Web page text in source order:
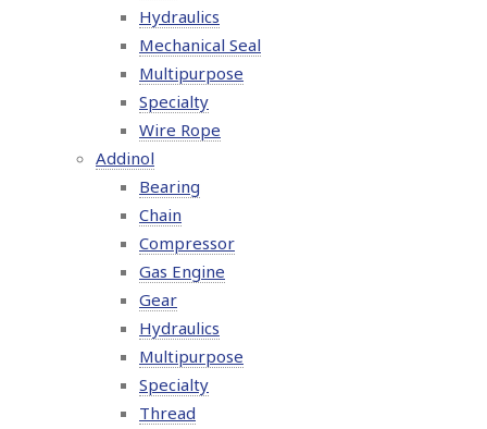
Hydraulics
Mechanical Seal
Multipurpose
Specialty
Wire Rope
Addinol
Bearing
Chain
Compressor
Gas Engine
Gear
Hydraulics
Multipurpose
Specialty
Thread